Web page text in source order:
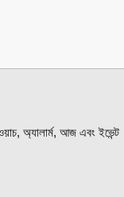
অ্যালার্ম, আজ এবং ইভেন্ট